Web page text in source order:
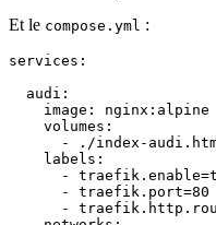
Et le compose.yml :
services :
audi :
image :
nginx:alpine
volumes :
-
./index-
labels :
-
- traefik.port=80
-